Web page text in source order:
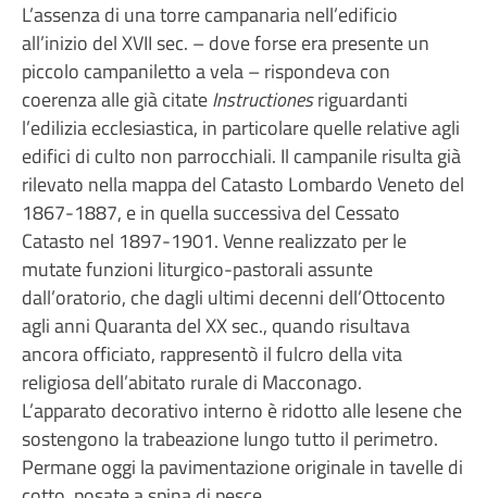
L’assenza di una torre campanaria nell’edificio
all’inizio del XVII sec. – dove forse era presente un
piccolo campaniletto a vela – rispondeva con
coerenza alle già citateInstructionesriguardanti
l’edilizia ecclesiastica, in particolare quelle relative agli
edifici di culto non parrocchiali. Il campanile risulta già
rilevato nella mappa del Catasto Lombardo Veneto del
1867-1887, e in quella successiva del Cessato
Catasto nel 1897-1901. Venne realizzato per le
mutate funzioni liturgico-pastorali assunte
dall’oratorio, che dagli ultimi decenni dell’Ottocento
agli anni Quaranta del XX sec., quando risultava
ancora officiato, rappresentò il fulcro della vita
religiosa dell’abitato rurale di Macconago.
L’apparato decorativo interno è ridotto alle lesene che
sostengono la trabeazione lungo tutto il perimetro.
Permane oggi la pavimentazione originale in tavelle di